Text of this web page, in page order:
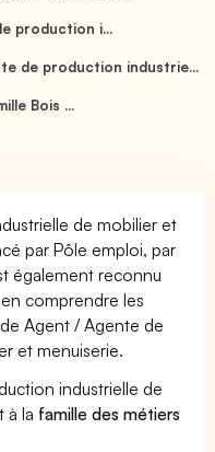
production i...
de production industrie...
Bois ...
de mobilier et
par Pôle emploi, par
également reconnu
comprendre les
Agent / Agente de
et menuiserie.
industrielle de
à la famille des métiers